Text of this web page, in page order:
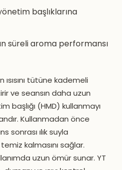
başlıklarına
süreli aroma performansı
ısısını tütüne kademeli
ve seansın daha uzun
başlığı (HMD) kullanmayı
Kullanmadan önce
sonrası ılık suyla
kalmasını sağlar.
uzun ömür sunar. YT